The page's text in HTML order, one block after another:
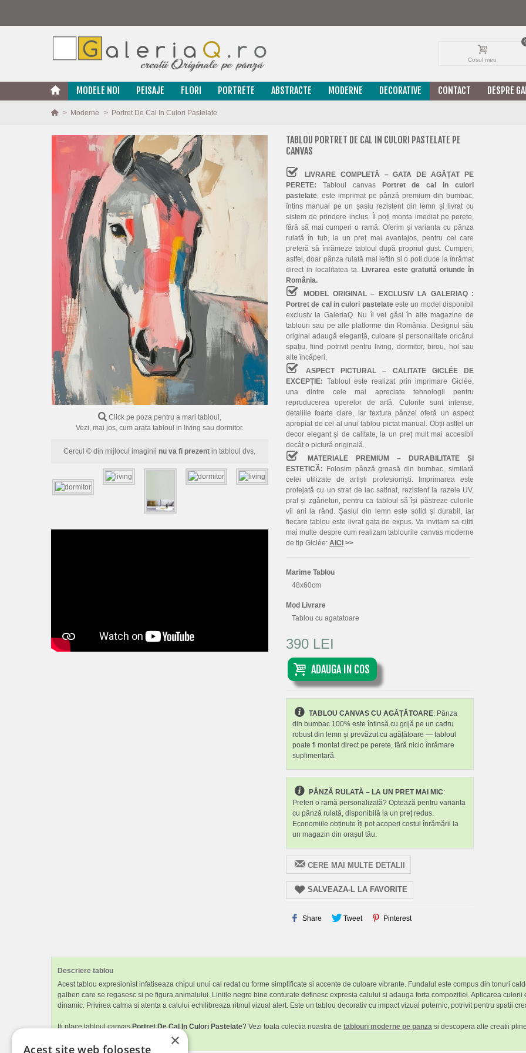
Cosul meu
MODELE NOI PEISAJE FLORI PORTRETE ABSTRACTE MODERNE DECORATIVE CONTACT DESPRE
> Moderne > Portret De Cal In Culori Pastelate
Click pe poza pentru a mari tabloul,
Vezi, mai jos, cum arata tabloul in living sau dormitor.
Cercul © din mijlocul imaginiinu va fi prezent in tabloul dvs.
TABLOU PORTRET DE CAL IN CULORI PASTELATE PE
CANVAS
LIVRARE COMPLETĂ – GATA DE AGĂȚAT PE
PERETE: Tabloul canvas Portret de cal in culori
pastelate, este imprimat pe pânză premium din bumbac,
întins manual pe un șasiu rezistent din lemn și livrat cu
sistem de prindere inclus. Îl poți monta imediat pe perete,
fără să mai cumperi o ramă. Oferim și varianta cu pânza
rulată în tub, la un preț mai avantajos, pentru cei care
preferă să înrămeze tabloul după propriul gust. Cumperi,
astfel, doar pânza rulată mai ieftin si o poti duce la înrămat
direct in localitatea ta.Livrarea este gratuită oriunde în
România.
MODEL ORIGINAL – EXCLUSIV LA GALERIAQ :
Portret de cal in culori pastelateeste un model disponibil
exclusiv la GaleriaQ. Nu îl vei găsi în alte magazine de
tablouri sau pe alte platforme din România. Designul său
original adaugă eleganță, culoare și personalitate oricărui
spațiu, fiind potrivit pentru living, dormitor, birou, hol sau
alte încăperi.
ASPECT PICTURAL – CALITATE GICLÉE DE
EXCEPȚIE: Tabloul este realizat prin imprimare Giclée,
una dintre cele mai apreciate tehnologii pentru
reproducerea operelor de artă. Culorile sunt intense,
detaliile foarte clare, iar textura pânzei oferă un aspect
apropiat de cel al unui tablou pictat manual. Obții astfel un
decor elegant și de calitate, la un preț mult mai accesibil
decât o pictură originală.
MATERIALE PREMIUM – DURABILITATE ȘI
ESTETICĂ: Folosim pânză groasă din bumbac, similară
celei utilizate de artiști profesioniști. Imprimarea este
protejată cu un strat de lac satinat, rezistent la razele UV,
praf și zgârieturi, pentru ca tabloul să își păstreze culorile
vii ani la rând. Șasiul din lemn este solid și durabil, iar
fiecare tablou este livrat gata de expus. Va invitam sa cititi
mai multe despre cum realizam tablourile canvas moderne
de tip Giclée: AICI>>
Marime Tablou
48x60cm
Mod Livrare
Tablou cu agatatoare
390 LEI
ADAUGA IN COS
TABLOU CANVAS CU AGĂȚĂTOARE: Pânza
din bumbac 100% este întinsă cu grijă pe un cadru
robust din lemn și prevăzut cu agățătoare — tabloul
poate fi montat direct pe perete, fără nicio înrămare
suplimentară.
PÂNZĂ RULATĂ – LA UN PRET MAI MIC:
Preferi o ramă personalizată? Optează pentru varianta
cu pânză rulată, disponibilă la un preț redus.
Economiile obținute îți pot acoperi costul înrămării la
un magazin din orașul tău.
CERE MAI MULTE DETALII
SALVEAZA-L LA FAVORITE
Share Tweet Pinterest
Descriere tablou
Acest tablou expresionist infatiseaza chipul unui cal redat cu forme simplificate si accente de culoare vibrante. Fundalul este compus din tonuri
galben care se regasesc si pe figura animalului. Liniile negre bine conturate definesc expresia calului si adauga forta compozitiei. Aplicarea
dinamic. Privirea calma si atenta a calului echilibreaza ritmul vizual alert. Este un tablou decorativ cu impact vizual puternic, potrivit pentru spatii
Iti place tabloul canvasPortret De Cal In Culori Pastelate? Vezi toata colectia noastra de tablouri moderne pe panza si descopera alte creatii
×
Acest site web folosește